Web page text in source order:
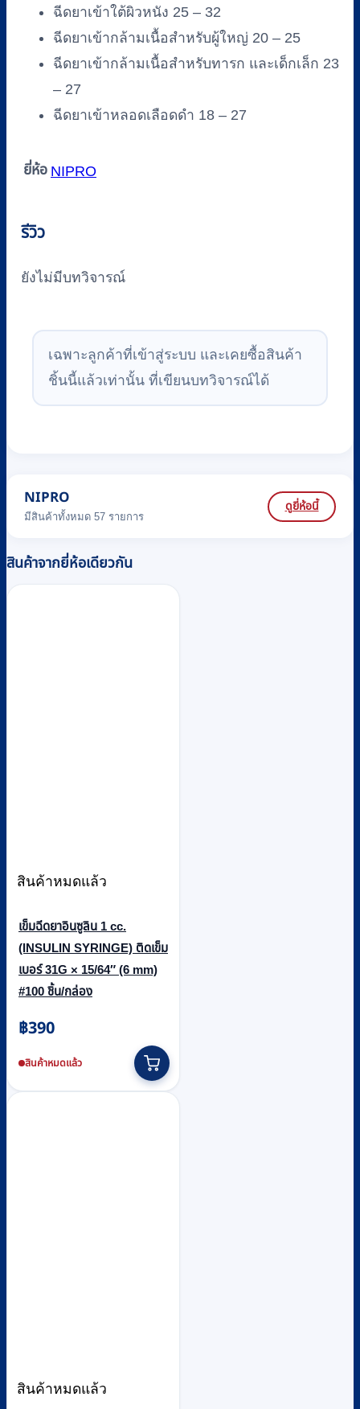
ฉีดยาเข้าใต้ผิวหนัง 25 – 32
ฉีดยาเข้ากล้ามเนื้อสำหรับผู้ใหญ่ 20 – 25
ฉีดยาเข้ากล้ามเนื้อสำหรับทารก และเด็กเล็ก 23
– 27
ฉีดยาเข้าหลอดเลือดดำ 18 – 27
ยี่ห้อ NIPRO
รีวิว
ยังไม่มีบทวิจารณ์
เฉพาะลูกค้าที่เข้าสู่ระบบ และเคยซื้อสินค้า
ชิ้นนี้แล้วเท่านั้น ที่เขียนบทวิจารณ์ได้
NIPRO
มีสินค้าทั้งหมด 57 รายการ
ดูยี่ห้อนี้
สินค้าจากยี่ห้อเดียวกัน
สินค้าหมดแล้ว
เข็มฉีดยาอินซูลิน 1 cc.
(INSULIN SYRINGE) ติดเข็ม
เบอร์ 31G × 15/64″ (6 mm)
#100 ชิ้น/กล่อง
฿390
สินค้าหมดแล้ว
สินค้าหมดแล้ว